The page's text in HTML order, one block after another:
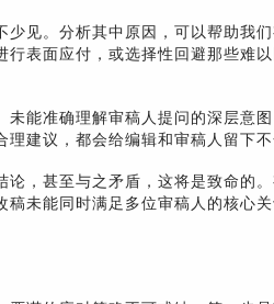
少见。分析其中原因，可以帮助我
表面应付，或选择性回避那些难
能准确理解审稿人提问的深层意
建议，都会给编辑和审稿人留下不
，甚至与之矛盾，这将是致命的
稿未能同时满足多位审稿人的核心